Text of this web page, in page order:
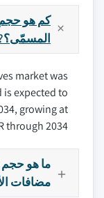
كم هو حجم
market was
is expected to
growing at
through 2034.
ما هو حجم
مضافات